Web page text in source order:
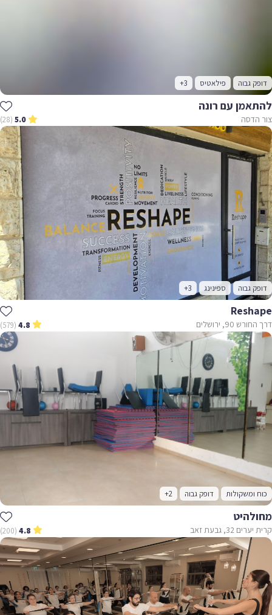
דופק גבוה פילאטיס +3
להתאמן עם רונה
צור הדסה 5.0
(28)
דופק גבוה ספינינג +3
Reshape
דרך החורש 90, ירושלים 4.8
(579)
כוח ומשקולות דופק גבוה +2
מחולהיט
קרית יערים 32, גבעת זאב 4.8
(200)